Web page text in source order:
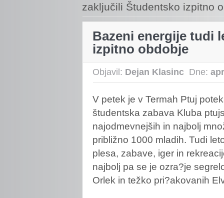
zaključili Študentsko izpitno
Bazeni energije tudi
izpitno obdobje
Objavil: Dejan Klasinc Dne:
V petek je v Termah Ptuj
študentska zabava Kluba
najodmevnejših in najbolj
približno 1000 mladih. Tudi
plesa, zabave, iger in
najbolj pa se je ozra?je
Orlek in težko pri?akovanih